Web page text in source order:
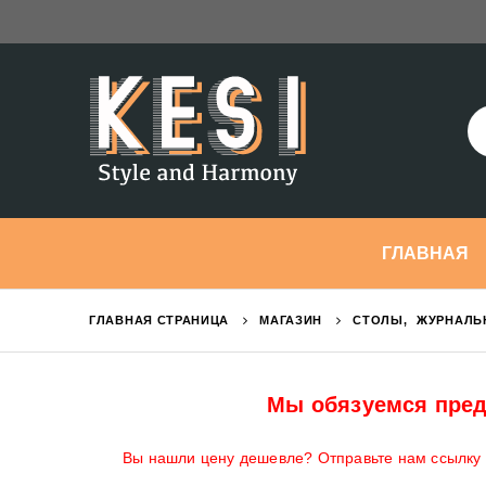
ГЛАВНАЯ
ГЛАВНАЯ СТРАНИЦА МАГАЗИН СТОЛЫ,
Мы обязуемся
Вы нашли цену дешевле? Отправьте нам